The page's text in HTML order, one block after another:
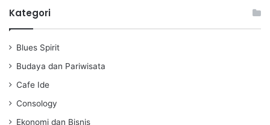
a
Kategori
Blues Spirit
Budaya dan Pariwisata
Cafe Ide
Consology
Ekonomi dan Bisnis